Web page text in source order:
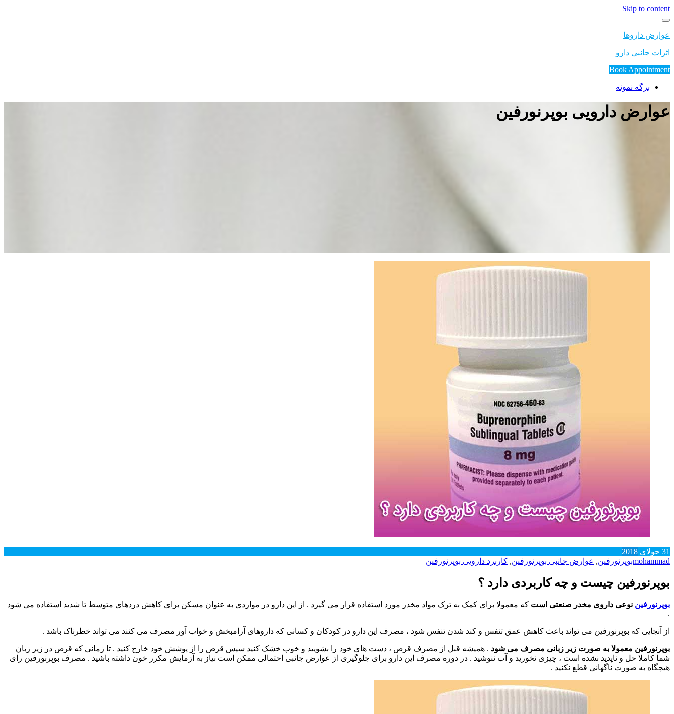
Skip to content
عوارض داروها
اثرات جانبی دارو
Book Appointment
برگه نمونه
عوارض دارویی بوپرنورفین
31 جولای 2018
mohammadبوپرنورفین, عوارض جانبی بوپرنورفین, کاربرد دارویی بوپرنورفین
بوپرنورفین چیست و چه کاربردی دارد ؟
بوپرنورفین نوعی داروی مخدر صنعتی است که معمولا برای کمک به ترک مواد مخدر مورد استفاده قرار می گیرد . از این دارو در مواردی به عنوان مسکن برای کاهش دردهای متوسط تا شدید استفاده می شود
.
از آنجایی که بوپرنورفین می تواند باعث کاهش عمق تنفس و کند شدن تنفس شود ، مصرف این دارو در کودکان و کسانی که داروهای آرامبخش و خواب آور مصرف می کنند می تواند خطرناک باشد .
بوپرنورفین معمولا به صورت زیر زبانی مصرف می شود . همیشه قبل از مصرف قرص ، دست های خود را بشویید و خوب خشک کنید سپس قرص را از پوشش خود خارج کنید . تا زمانی که قرص در زیر زبان
شما کاملا حل و ناپدید نشده است ، چیزی نخورید و آب ننوشید . در دوره مصرف این دارو برای جلوگیری از عوارض جانبی احتمالی ممکن است نیاز به آزمایش مکرر خون داشته باشید . مصرف بوپرنورفین رای
هیچگاه به صورت ناگهانی قطع نکنید .